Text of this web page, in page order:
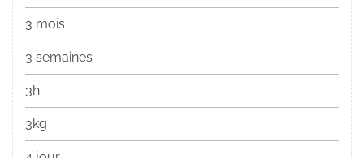
3 mois
3 semaines
3h
3kg